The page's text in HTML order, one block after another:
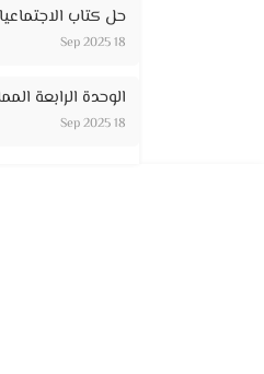
حل كتاب
18 Sep 2025
الوحدة الرابعة
18 Sep 2025